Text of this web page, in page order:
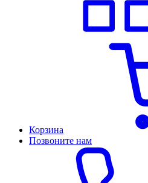
Корзина
Позвоните нам